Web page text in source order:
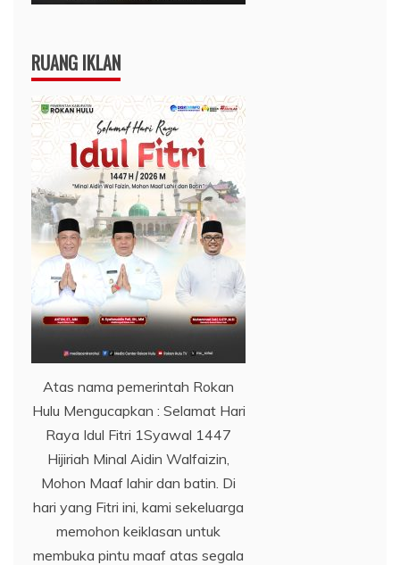
RUANG IKLAN
Atas nama pemerintah Rokan
Hulu Mengucapkan : Selamat Hari
Raya Idul Fitri 1Syawal 1447
Hijiriah Minal Aidin Walfaizin,
Mohon Maaf lahir dan batin. Di
hari yang Fitri ini, kami sekeluarga
memohon keiklasan untuk
membuka pintu maaf atas segala